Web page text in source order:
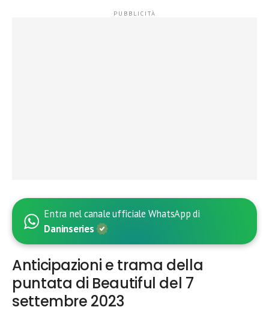
Entra nel canale ufficiale WhatsApp di
Daninseries
Anticipazioni e trama della
puntata di Beautiful del 7
settembre 2023